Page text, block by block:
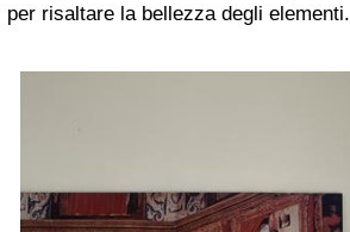
per risaltare la bellezza degli elementi.